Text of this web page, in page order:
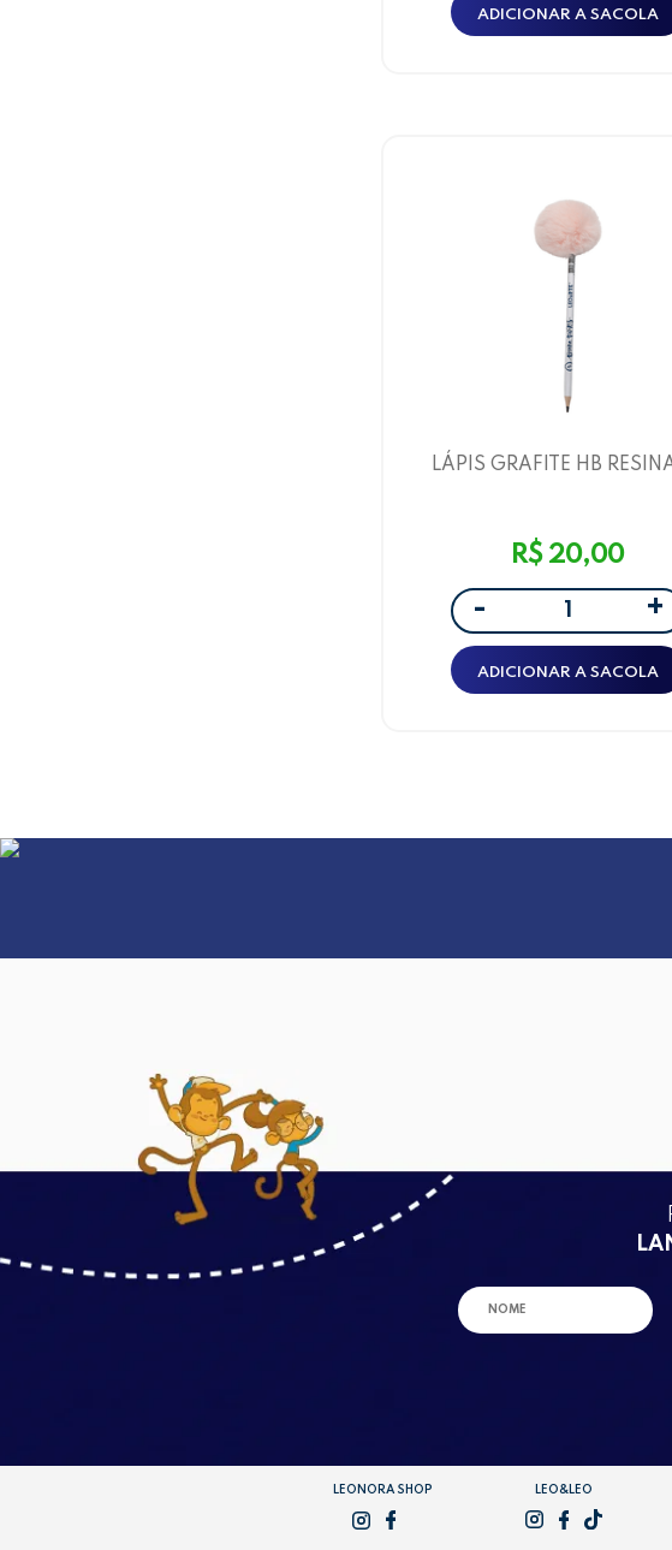
ADICIONAR A SACOLA
LÁPIS GRAFITE HB
R$ 20,00
- +
ADICIONAR A SACOLA
LEONORA SHOP LEO&LEO